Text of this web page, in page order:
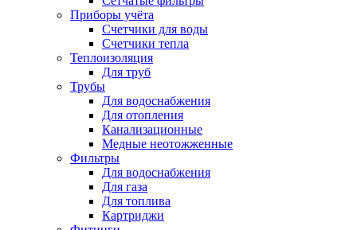
Приборы учёта
Счетчики для воды
Счетчики тепла
Теплоизоляция
Для труб
Трубы
Для водоснабжения
Для отопления
Канализационные
Медные неотожженные
Фильтры
Для водоснабжения
Для газа
Для топлива
Картриджи